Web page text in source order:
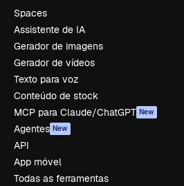
Spaces
Assistente de IA
Gerador de imagens
Gerador de vídeos
Texto para voz
Conteúdo de stock
MCP para Claude/ChatGPT New
Agentes New
API
App móvel
Todas as ferramentas